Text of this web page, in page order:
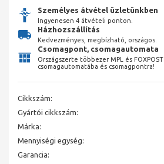
Személyes átvétel üzletünkben
Ingyenesen 4 átvételi ponton.
Házhozszállítás
Kedvezményes, megbízható, országos.
Csomagpont, csomagautomata
Országszerte többezer MPL és FOXPOST
csomagautomatába és csomagpontra!
Cikkszám:
Gyártói cikkszám:
Márka:
Mennyiségi egység:
Garancia: